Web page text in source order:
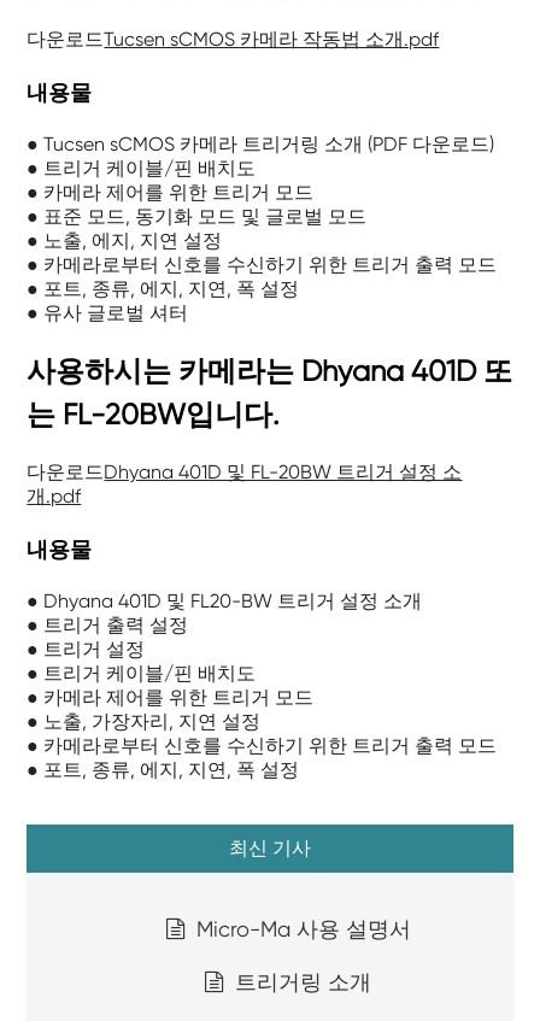
다운로드Tucsen sCMOS 카메라 작동법 소개.pdf
내용물
● Tucsen sCMOS 카메라 트리거링 소개 (PDF 다운로드)
● 트리거 케이블/핀 배치도
● 카메라 제어를 위한 트리거 모드
● 표준 모드, 동기화 모드 및 글로벌 모드
● 노출, 에지, 지연 설정
● 카메라로부터 신호를 수신하기 위한 트리거 출력 모드
● 포트, 종류, 에지, 지연, 폭 설정
● 유사 글로벌 셔터
사용하시는 카메라는 Dhyana 401D 또
는 FL-20BW입니다.
다운로드Dhyana 401D 및 FL-20BW 트리거 설정 소
개.pdf
내용물
● Dhyana 401D 및 FL20-BW 트리거 설정 소개
● 트리거 출력 설정
● 트리거 설정
● 트리거 케이블/핀 배치도
● 카메라 제어를 위한 트리거 모드
● 노출, 가장자리, 지연 설정
● 카메라로부터 신호를 수신하기 위한 트리거 출력 모드
● 포트, 종류, 에지, 지연, 폭 설정
최신 기사
Micro-Ma 사용 설명서
트리거링 소개